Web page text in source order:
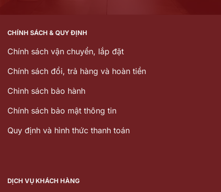
CHÍNH SÁCH & QUY ĐỊNH
Chính sách vận chuyển, lắp đặt
Chính sách đổi, trả hàng và hoàn tiền
Chinh sách bảo hành
Chính sách bảo mật thông tin
Quy định và hình thức thanh toán
DỊCH VỤ KHÁCH HÀNG